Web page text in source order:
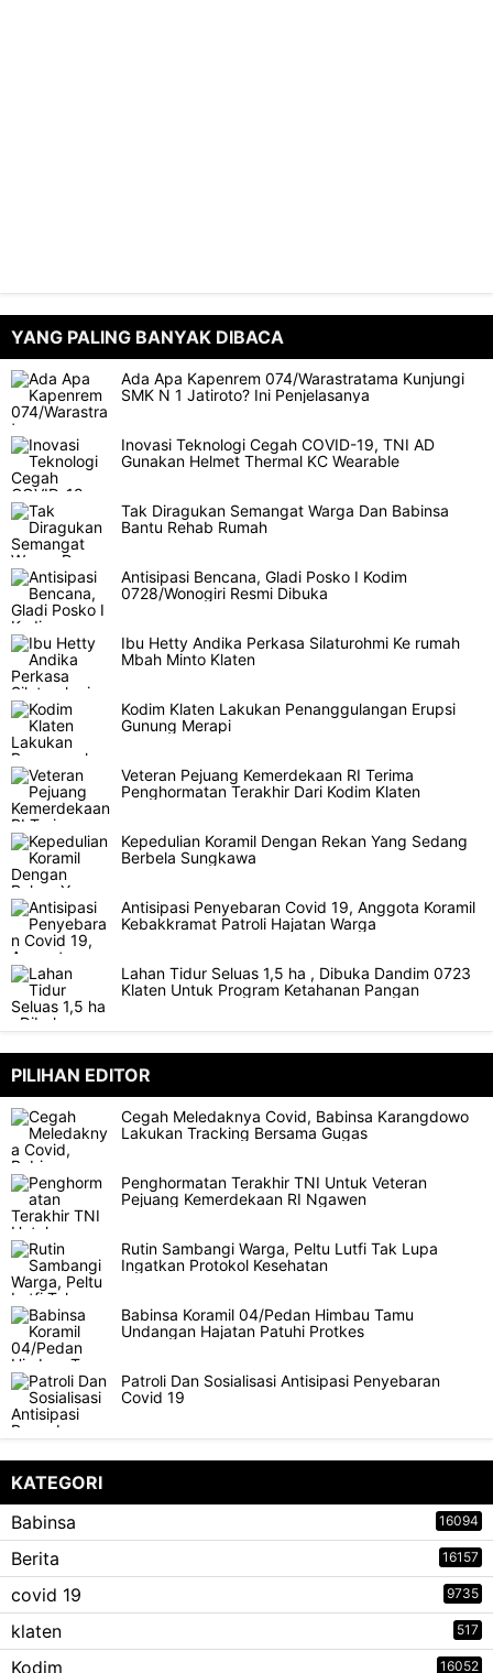
YANG PALING BANYAK DIBACA
Ada Apa Kapenrem 074/Warastratama Kunjungi
SMK N 1 Jatiroto? Ini Penjelasanya
Inovasi Teknologi Cegah COVID-19, TNI AD
Gunakan Helmet Thermal KC Wearable
Tak Diragukan Semangat Warga Dan Babinsa
Bantu Rehab Rumah
Antisipasi Bencana, Gladi Posko I Kodim
0728/Wonogiri Resmi Dibuka
Ibu Hetty Andika Perkasa Silaturohmi Ke rumah
Mbah Minto Klaten
Kodim Klaten Lakukan Penanggulangan Erupsi
Gunung Merapi
Veteran Pejuang Kemerdekaan RI Terima
Penghormatan Terakhir Dari Kodim Klaten
Kepedulian Koramil Dengan Rekan Yang Sedang
Berbela Sungkawa
Antisipasi Penyebaran Covid 19, Anggota Koramil
Kebakkramat Patroli Hajatan Warga
Lahan Tidur Seluas 1,5 ha , Dibuka Dandim 0723
Klaten Untuk Program Ketahanan Pangan
PILIHAN EDITOR
Cegah Meledaknya Covid, Babinsa Karangdowo
Lakukan Tracking Bersama Gugas
Penghormatan Terakhir TNI Untuk Veteran
Pejuang Kemerdekaan RI Ngawen
Rutin Sambangi Warga, Peltu Lutfi Tak Lupa
Ingatkan Protokol Kesehatan
Babinsa Koramil 04/Pedan Himbau Tamu
Undangan Hajatan Patuhi Protkes
Patroli Dan Sosialisasi Antisipasi Penyebaran
Covid 19
KATEGORI
Babinsa
16094
Berita 16157
covid 19 9735
klaten 517
Kodim 16052